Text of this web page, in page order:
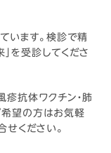
います。検診で精
を受診してくださ
疹抗体ワクチン・肺
希望の方はお気軽
ください。